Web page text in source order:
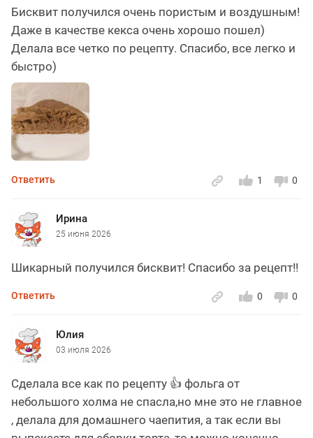
Бисквит получился очень пористым и воздушным!
Даже в качестве кекса очень хорошо пошел)
Делала все четко по рецепту. Спасибо, все легко и
быстро)
0
1
Ответить
Ирина
25 июня 2026
Шикарный получился бисквит! Спасибо за рецепт!!
0
0
Ответить
Юлия
03 июля 2026
Сделала все как по рецепту 👍 фольга от
небольшого холма не спасла,но мне это не главное
, делала для домашнего чаепития, а так если вы